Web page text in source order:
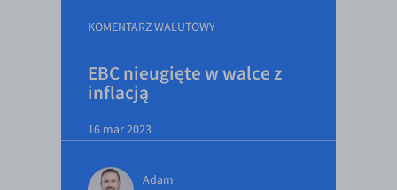
EUR/SGD
EUR/ZAR
GBP/CHF
KOMENTARZ WALUTOWY
EBC nieugięte w walce z
inflacją
16 mar 2023
Adam